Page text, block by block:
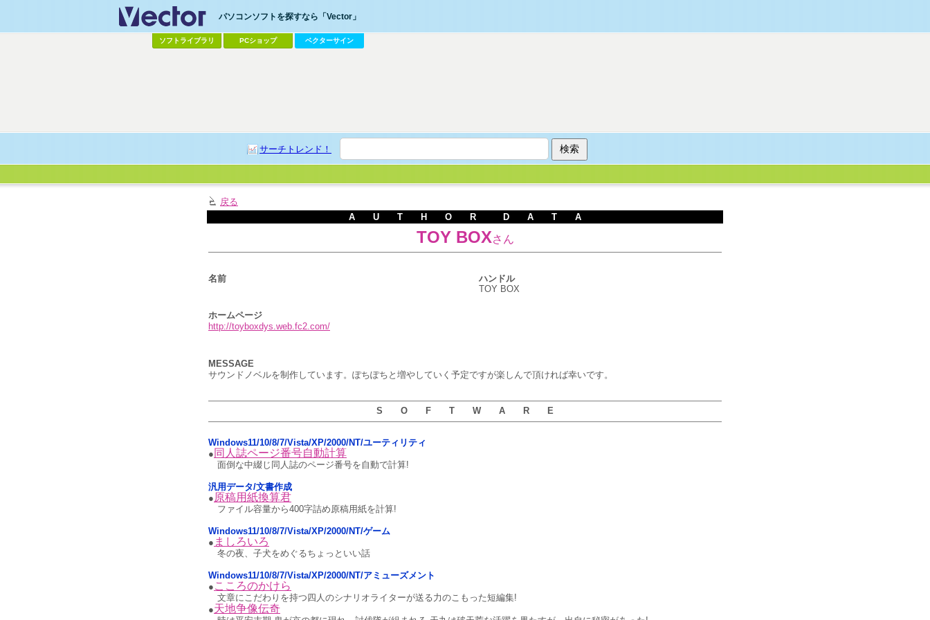
パソコンソフトを探すなら「Vector」
ソフトライブラリ PCショップ ベクターサイン
サーチトレンド！
戻る
A U T H O R D A T A
TOY BOXさん
名前
ハンドル
TOY BOX
ホームページ
http://toyboxdys.web.fc2.com/
MESSAGE
サウンドノベルを制作しています。ぽちぽちと増やしていく予定ですが楽しんで頂ければ幸いです。
S O F T W A R E
Windows11/10/8/7/Vista/XP/2000/NT/ユーティリティ
● 同人誌ページ番号自動計算
面倒な中綴じ同人誌のページ番号を自動で計算!
汎用データ/文書作成
● 原稿用紙換算君
ファイル容量から400字詰め原稿用紙を計算!
Windows11/10/8/7/Vista/XP/2000/NT/ゲーム
● ましろいろ
冬の夜、子犬をめぐるちょっといい話
Windows11/10/8/7/Vista/XP/2000/NT/アミューズメント
● こころのかけら
文章にこだわりを持つ四人のシナリオライターが送る力のこもった短編集!
●天地争像伝奇